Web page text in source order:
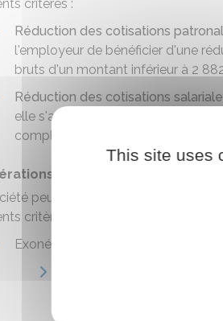
critères :
Réduction des cotisations
l'employeur de bénéficier d'une
bruts d'un montant inférieur à 2
Réduction des cotisations
elle s'applique aux salariés qui
complémentaires sur la partie du
de cotisations et
peut
critères :
Exonérations accordées en raison
Entreprise située dans
bénéficier, la société doit
This site uses